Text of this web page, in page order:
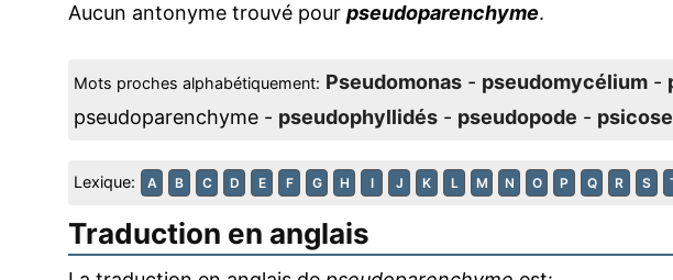
Aucun antonyme trouvé pour pseudoparenchyme.
Mots proches alphabétiquement: Pseudomonas - pseudomycélium -
pseudoparenchyme - pseudophyllidés - pseudopode - psicose
Lexique: A B C D E F G H I J K L M N O P Q R S
Traduction en anglais